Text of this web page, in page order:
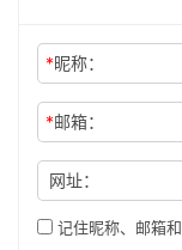
*昵称：
*邮箱：
网址：
记住昵称、邮箱